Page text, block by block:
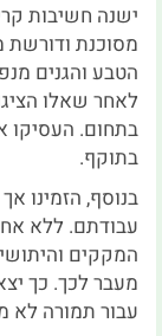
ישנה חשיבות
מסוכנת ודורשת
הטבע והגנים
לאחר שאלו
בתחום. העסיקו
בתוקף.
בנוסף, הזמינו
עבודתם. ללא
המקקים
מעבר לכך. כך
עבור תמורה